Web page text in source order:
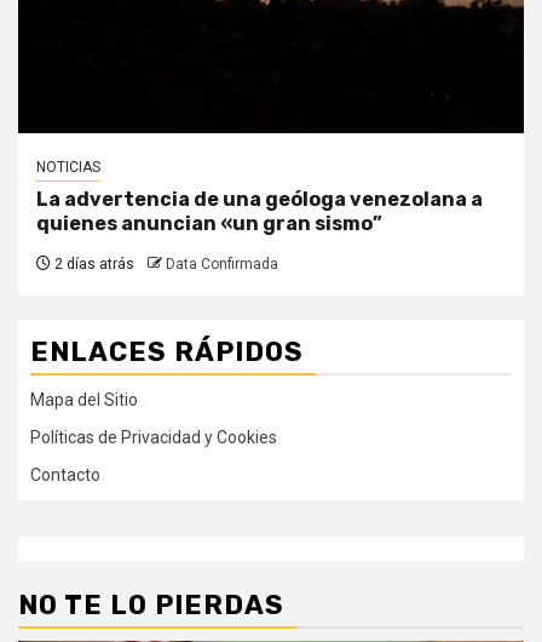
NOTICIAS
La advertencia de una geóloga venezolana a
quienes anuncian «un gran sismo”
2 días atrás Data Confirmada
ENLACES RÁPIDOS
Mapa del Sitio
Políticas de Privacidad y Cookies
Contacto
NO TE LO PIERDAS